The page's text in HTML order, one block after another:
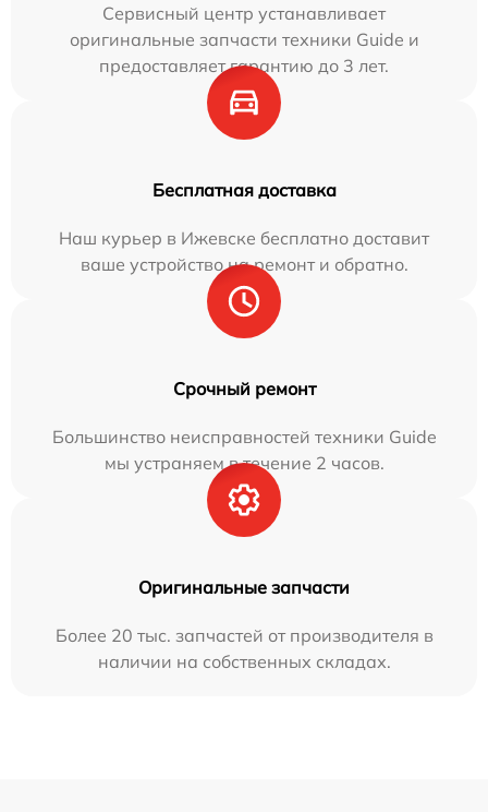
Сервисный центр устанавливает
оригинальные запчасти техники Guide и
предоставляет гарантию до 3 лет.
Бесплатная доставка
Наш курьер в Ижевске бесплатно доставит
ваше устройство на ремонт и обратно.
Срочный ремонт
Большинство неисправностей техники Guide
мы устраняем в течение 2 часов.
Оригинальные запчасти
Более 20 тыс. запчастей от производителя в
наличии на собственных складах.